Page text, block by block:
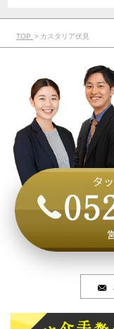
TOP カスタリア伏見